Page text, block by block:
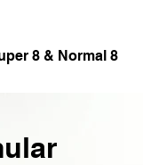
8 & Normal 8